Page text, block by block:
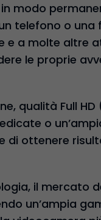
modo
telefono o
e a molte altre
le proprie
qualità Full
o
di ottenere
il mercato
un’ampia